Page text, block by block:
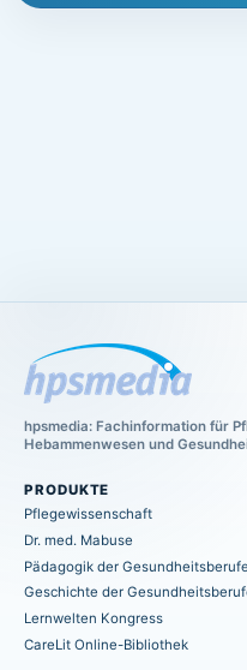
hpsmedia: Fachinformation für
Hebammenwesen und
PRODUKTE
Pflegewissenschaft
Dr. med. Mabuse
Pädagogik der Gesundheitsberufe
Geschichte der
Lernwelten Kongress
CareLit Online-Bibliothek